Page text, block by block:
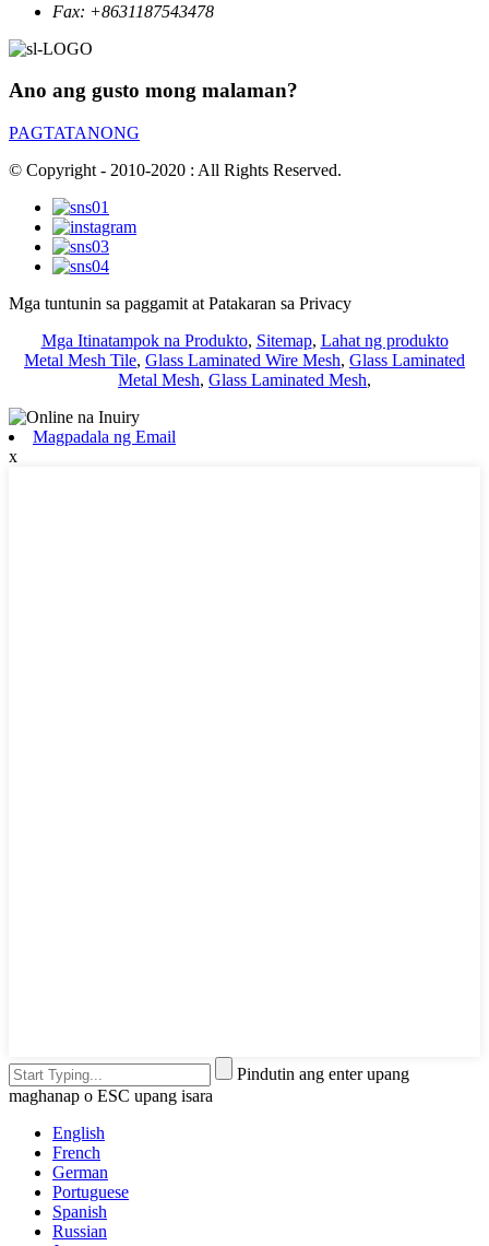
Fax: +8631187543478
Ano ang gusto mong malaman?
PAGTATANONG
© Copyright - 2010-2020 : All Rights Reserved.
Mga tuntunin sa paggamit at Patakaran sa Privacy
Mga Itinatampok na Produkto, Sitemap, Lahat ng produkto
Metal Mesh Tile, Glass Laminated Wire Mesh, Glass Laminated
Metal Mesh, Glass Laminated Mesh,
Magpadala ng Email
x
Pindutin ang enter upang
maghanap o ESC upang isara
English
French
German
Portuguese
Spanish
Russian